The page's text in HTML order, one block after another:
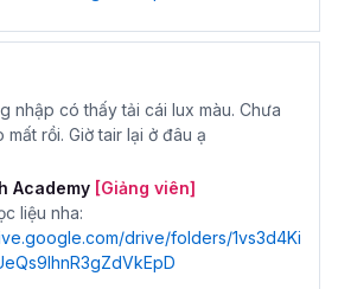
nhập có thấy tải cái lux màu. Chưa
mất rồi. Giờ tair lại ở đâu ạ
Academy [Giảng viên]
liệu nha:
drive/folders/1vs3d4Ki